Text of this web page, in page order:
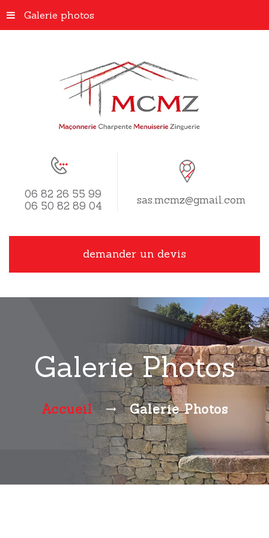
06 82 26 55 99
06 50 82 89 04
sas.mcmz@gmail.com
demander un devis
Galerie photos
Galerie Photos
Accueil Galerie Photos